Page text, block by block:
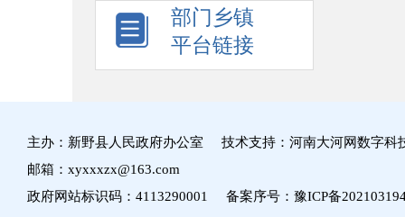
部门乡镇
平台链接
主办：新野县人民政府办公室 技术支持：河南大河网数字科
邮箱：xyxxxzx@163.com
政府网站标识码：4113290001 备案序号： 豫ICP备